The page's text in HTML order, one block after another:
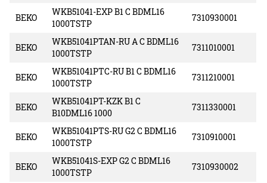
BEKO
WKB51041-EXP B1 C BDML16
1000TSTP
7310930001
BEKO
WKB51041PTAN-RU A C BDML16
1000TSTP
7311010001
BEKO
WKB51041PTC-RU B1 C BDML16
1000TSTP
7311210001
BEKO
WKB51041PT-KZK B1 C
B10DML16 1000
7311330001
BEKO
WKB51041PTS-RU G2 C BDML16
1000TSTP
7310910001
BEKO
WKB51041S-EXP G2 C BDML16
1000TSTP
7310930002